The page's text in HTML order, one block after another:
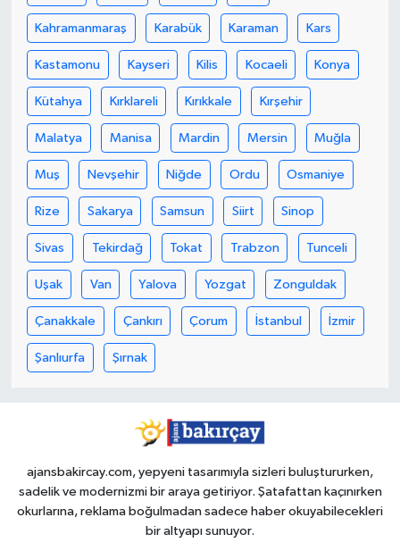
Kahramanmaraş Karabük Karaman Kars
Kastamonu Kayseri Kilis Kocaeli Konya
Kütahya Kırklareli Kırıkkale Kırşehir
Malatya Manisa Mardin Mersin Muğla
Muş Nevşehir Niğde Ordu Osmaniye
Rize Sakarya Samsun Siirt Sinop
Sivas Tekirdağ Tokat Trabzon Tunceli
Uşak Van Yalova Yozgat Zonguldak
Çanakkale Çankırı Çorum İstanbul İzmir
Şanlıurfa Şırnak
ajansbakircay.com, yepyeni tasarımıyla sizleri buluştururken,
sadelik ve modernizmi bir araya getiriyor. Şatafattan kaçınırken
okurlarına, reklama boğulmadan sadece haber okuyabilecekleri
bir altyapı sunuyor.